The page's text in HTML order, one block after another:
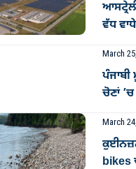
ਵੱਧ
March
ਚੋਣਾਂ
March
bikes